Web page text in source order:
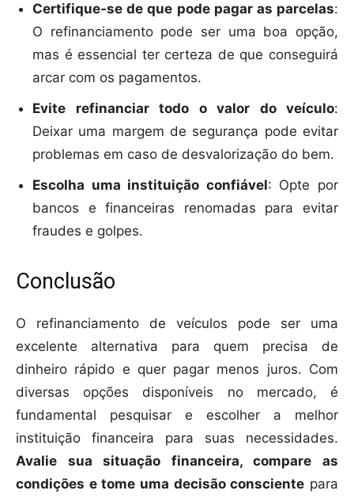
Certifique-se de que pode pagar as parcelas:
O refinanciamento pode ser uma boa opção,
mas é essencial ter certeza de que conseguirá
arcar com os pagamentos.
Evite refinanciar todo o valor do veículo:
Deixar uma margem de segurança pode evitar
problemas em caso de desvalorização do bem.
Escolha uma instituição confiável: Opte por
bancos e financeiras renomadas para evitar
fraudes e golpes.
Conclusão
O refinanciamento de veículos pode ser uma
excelente alternativa para quem precisa de
dinheiro rápido e quer pagar menos juros. Com
diversas opções disponíveis no mercado, é
fundamental pesquisar e escolher a melhor
instituição financeira para suas necessidades.
Avalie sua situação financeira, compare as
condições e tome uma decisão consciente para